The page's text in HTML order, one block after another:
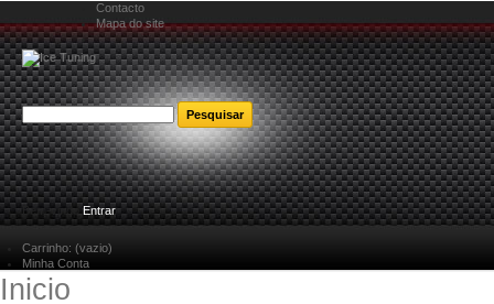
Contacto
Mapa do site
Bem-vindoEntrar
Carrinho: (vazio)
Minha Conta
Inicio